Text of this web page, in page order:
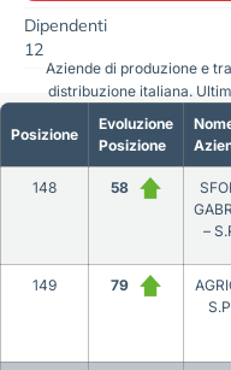
Dipendenti
12
Posizione
Evoluzione
Posizione
148 58
–
149 79
Aziende di produzione e
distribuzione italiana.